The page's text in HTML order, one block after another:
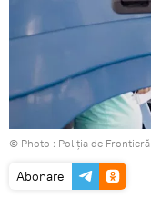
© Photo : Poliția de Frontieră
Abonare